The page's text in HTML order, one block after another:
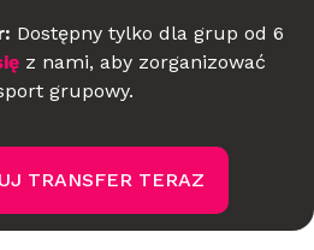
Dostępny tylko dla grup od 6
z nami, aby zorganizować
grupowy.
TRANSFER TERAZ